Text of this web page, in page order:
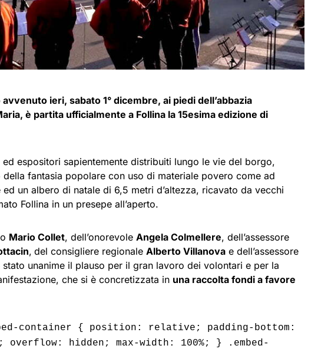
ieri, sabato 1° dicembre, ai piedi dell’abbazia
è partita ufficialmente a Follina la 15esima edizione di
espositori sapientemente distribuiti lungo le vie del borgo,
fantasia popolare con uso di materiale povero come ad
un albero di natale di 6,5 metri d’altezza, ricavato da vecchi
Follina in un presepe all’aperto.
Mario Collet, dell’onorevole Angela Colmellere, dell’assessore
, del consigliere regionale Alberto Villanova e dell’assessore
stato unanime il plauso per il gran lavoro dei volontari e per la
che si è concretizzata in una raccolta fondi a favore
container { position: relative; padding-bottom:
overflow: hidden; max-width: 100%; } .embed-